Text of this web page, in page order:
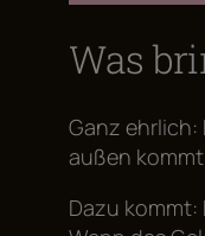
Was
Ganz ehrlich:
außen
Dazu kommt: